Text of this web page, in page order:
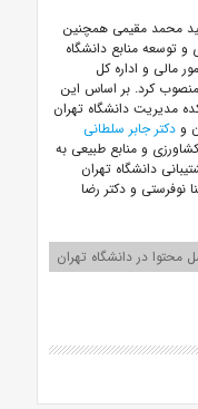
محمد مقیمی همچنین
و توسعه منابع دانشگاه
مالی و اداره کل
منصوب کرد. بر اساس این
مدیریت دانشگاه تهران
و دکتر جابر سلطانی
و منابع طبیعی به
دانشگاه تهران
نوفرستی و دکتر رضا
محتوا در دانشگاه تهران